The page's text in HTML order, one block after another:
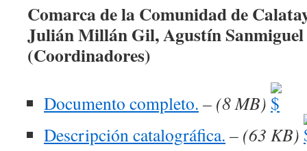
Comarca de la Comunidad de
Julián Millán Gil, Agustín
(Coordinadores)
Documento completo. – (8 MB)
Descripción catalográfica. – (63 KB)